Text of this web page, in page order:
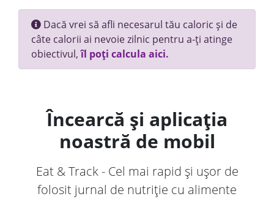
Dacă vrei să afli necesarul tău caloric și de
câte calorii ai nevoie zilnic pentru a-ți atinge
obiectivul,îl poți calcula aici.
Încearcă și aplicația
noastră de mobil
Eat & Track - Cel mai rapid și ușor de
folosit jurnal de nutriție cu alimente